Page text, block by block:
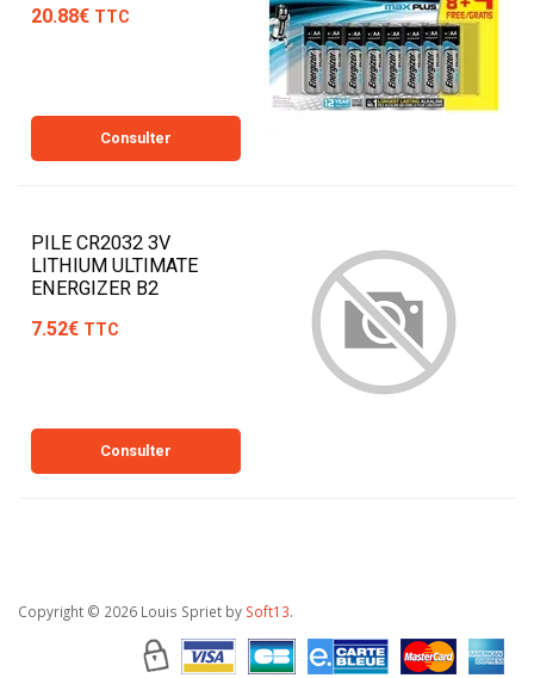
20.88€ TTC
Consulter
PILE CR2032 3V
LITHIUM ULTIMATE
ENERGIZER B2
7.52€ TTC
Consulter
Copyright © 2026 Louis Spriet by Soft13.